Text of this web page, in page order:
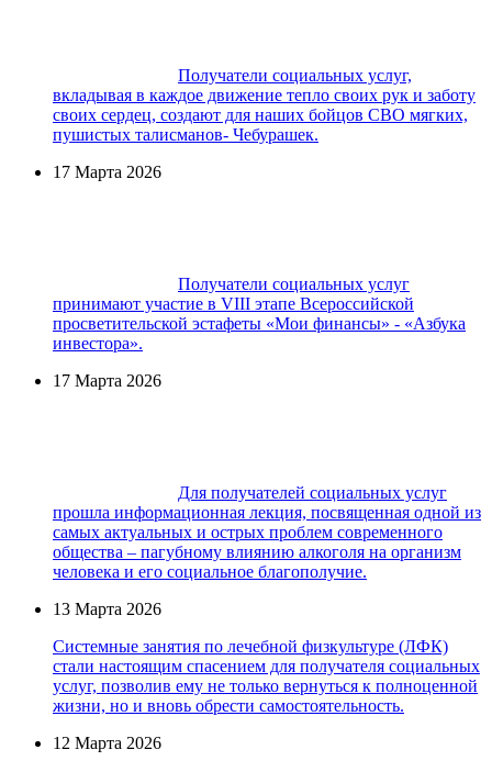
Получатели социальных услуг,
вкладывая в каждое движение тепло своих рук и заботу
своих сердец, создают для наших бойцов СВО мягких,
пушистых талисманов- Чебурашек.
17 Марта 2026
Получатели социальных услуг
принимают участие в VIII этапе Всероссийской
просветительской эстафеты «Мои финансы» - «Азбука
инвестора».
17 Марта 2026
Для получателей социальных услуг
прошла информационная лекция, посвященная одной из
самых актуальных и острых проблем современного
общества – пагубному влиянию алкоголя на организм
человека и его социальное благополучие.
13 Марта 2026
Системные занятия по лечебной физкультуре (ЛФК)
стали настоящим спасением для получателя социальных
услуг, позволив ему не только вернуться к полноценной
жизни, но и вновь обрести самостоятельность.
12 Марта 2026